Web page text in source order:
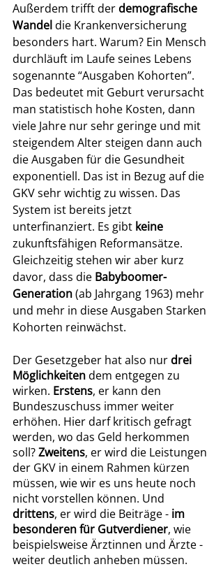
Außerdem trifft der demografische
Wandel die Krankenversicherung
besonders hart. Warum? Ein Mensch
durchläuft im Laufe seines Lebens
sogenannte “Ausgaben Kohorten”.
Das bedeutet mit Geburt verursacht
man statistisch hohe Kosten, dann
viele Jahre nur sehr geringe und mit
steigendem Alter steigen dann auch
die Ausgaben für die Gesundheit
exponentiell. Das ist in Bezug auf die
GKV sehr wichtig zu wissen. Das
System ist bereits jetzt
unterfinanziert. Es gibt keine
zukunftsfähigen Reformansätze.
Gleichzeitig stehen wir aber kurz
davor, dass die Babyboomer-
Generation (ab Jahrgang 1963) mehr
und mehr in diese Ausgaben Starken
Kohorten reinwächst.
Der Gesetzgeber hat also nur drei
Möglichkeiten dem entgegen zu
wirken. Erstens, er kann den
Bundeszuschuss immer weiter
erhöhen. Hier darf kritisch gefragt
werden, wo das Geld herkommen
soll? Zweitens, er wird die Leistungen
der GKV in einem Rahmen kürzen
müssen, wie wir es uns heute noch
nicht vorstellen können. Und
drittens, er wird die Beiträge - im
besonderen für Gutverdiener, wie
beispielsweise Ärztinnen und Ärzte -
weiter deutlich anheben müssen.